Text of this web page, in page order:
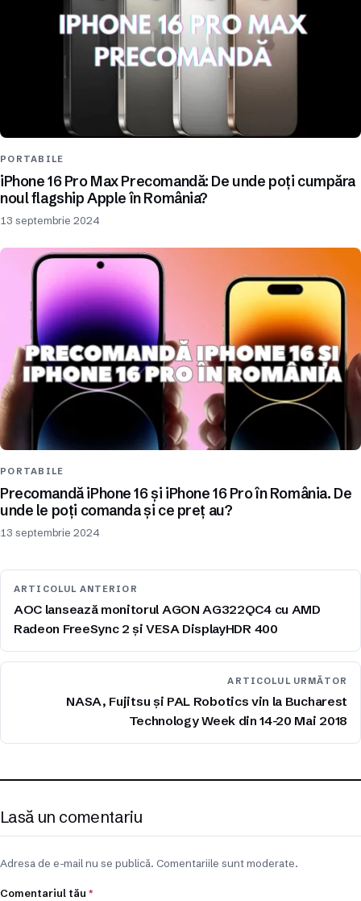
PORTABILE
iPhone 16 Pro Max Precomandă: De unde poți cumpăra
noul flagship Apple în România?
13 septembrie 2024
PORTABILE
Precomandă iPhone 16 și iPhone 16 Pro în România. De
unde le poți comanda și ce preț au?
13 septembrie 2024
ARTICOLUL ANTERIOR
AOC lansează monitorul AGON AG322QC4 cu AMD
Radeon FreeSync 2 și VESA DisplayHDR 400
ARTICOLUL URMĂTOR
NASA, Fujitsu și PAL Robotics vin la Bucharest
Technology Week din 14-20 Mai 2018
Lasă un comentariu
Adresa de e-mail nu se publică. Comentariile sunt moderate.
Comentariul tău *